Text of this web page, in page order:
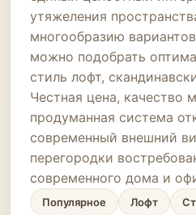
утяжеления
многообразию
можно подобрать
стиль лофт,
Честная цена, качество
продуманная система
современный внешний
перегородки
современного дома и
Популярное Лофт